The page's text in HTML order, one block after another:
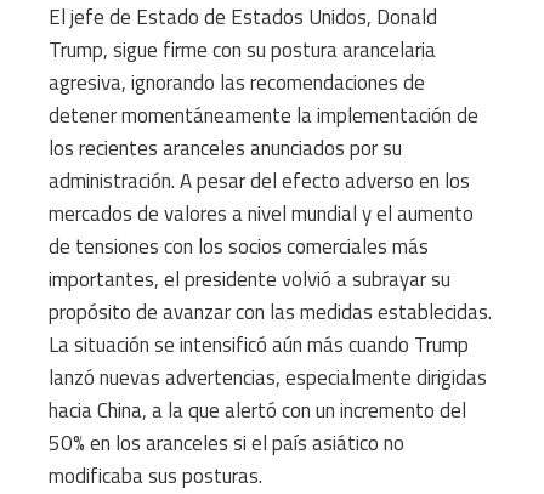
El jefe de Estado de Estados Unidos, Donald
Trump, sigue firme con su postura arancelaria
agresiva, ignorando las recomendaciones de
detener momentáneamente la implementación de
los recientes aranceles anunciados por su
administración. A pesar del efecto adverso en los
mercados de valores a nivel mundial y el aumento
de tensiones con los socios comerciales más
importantes, el presidente volvió a subrayar su
propósito de avanzar con las medidas establecidas.
La situación se intensificó aún más cuando Trump
lanzó nuevas advertencias, especialmente dirigidas
hacia China, a la que alertó con un incremento del
50% en los aranceles si el país asiático no
modificaba sus posturas.